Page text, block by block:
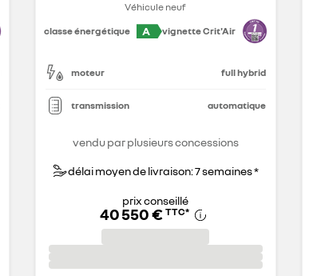
Véhicule neuf
classe énergétique
A vignette Crit'Air
moteur full hybrid
transmission automatique
vendu par plusieurs concessions
délai moyen de livraison: 7 semaines *
prix conseillé
40 550 € TTC*